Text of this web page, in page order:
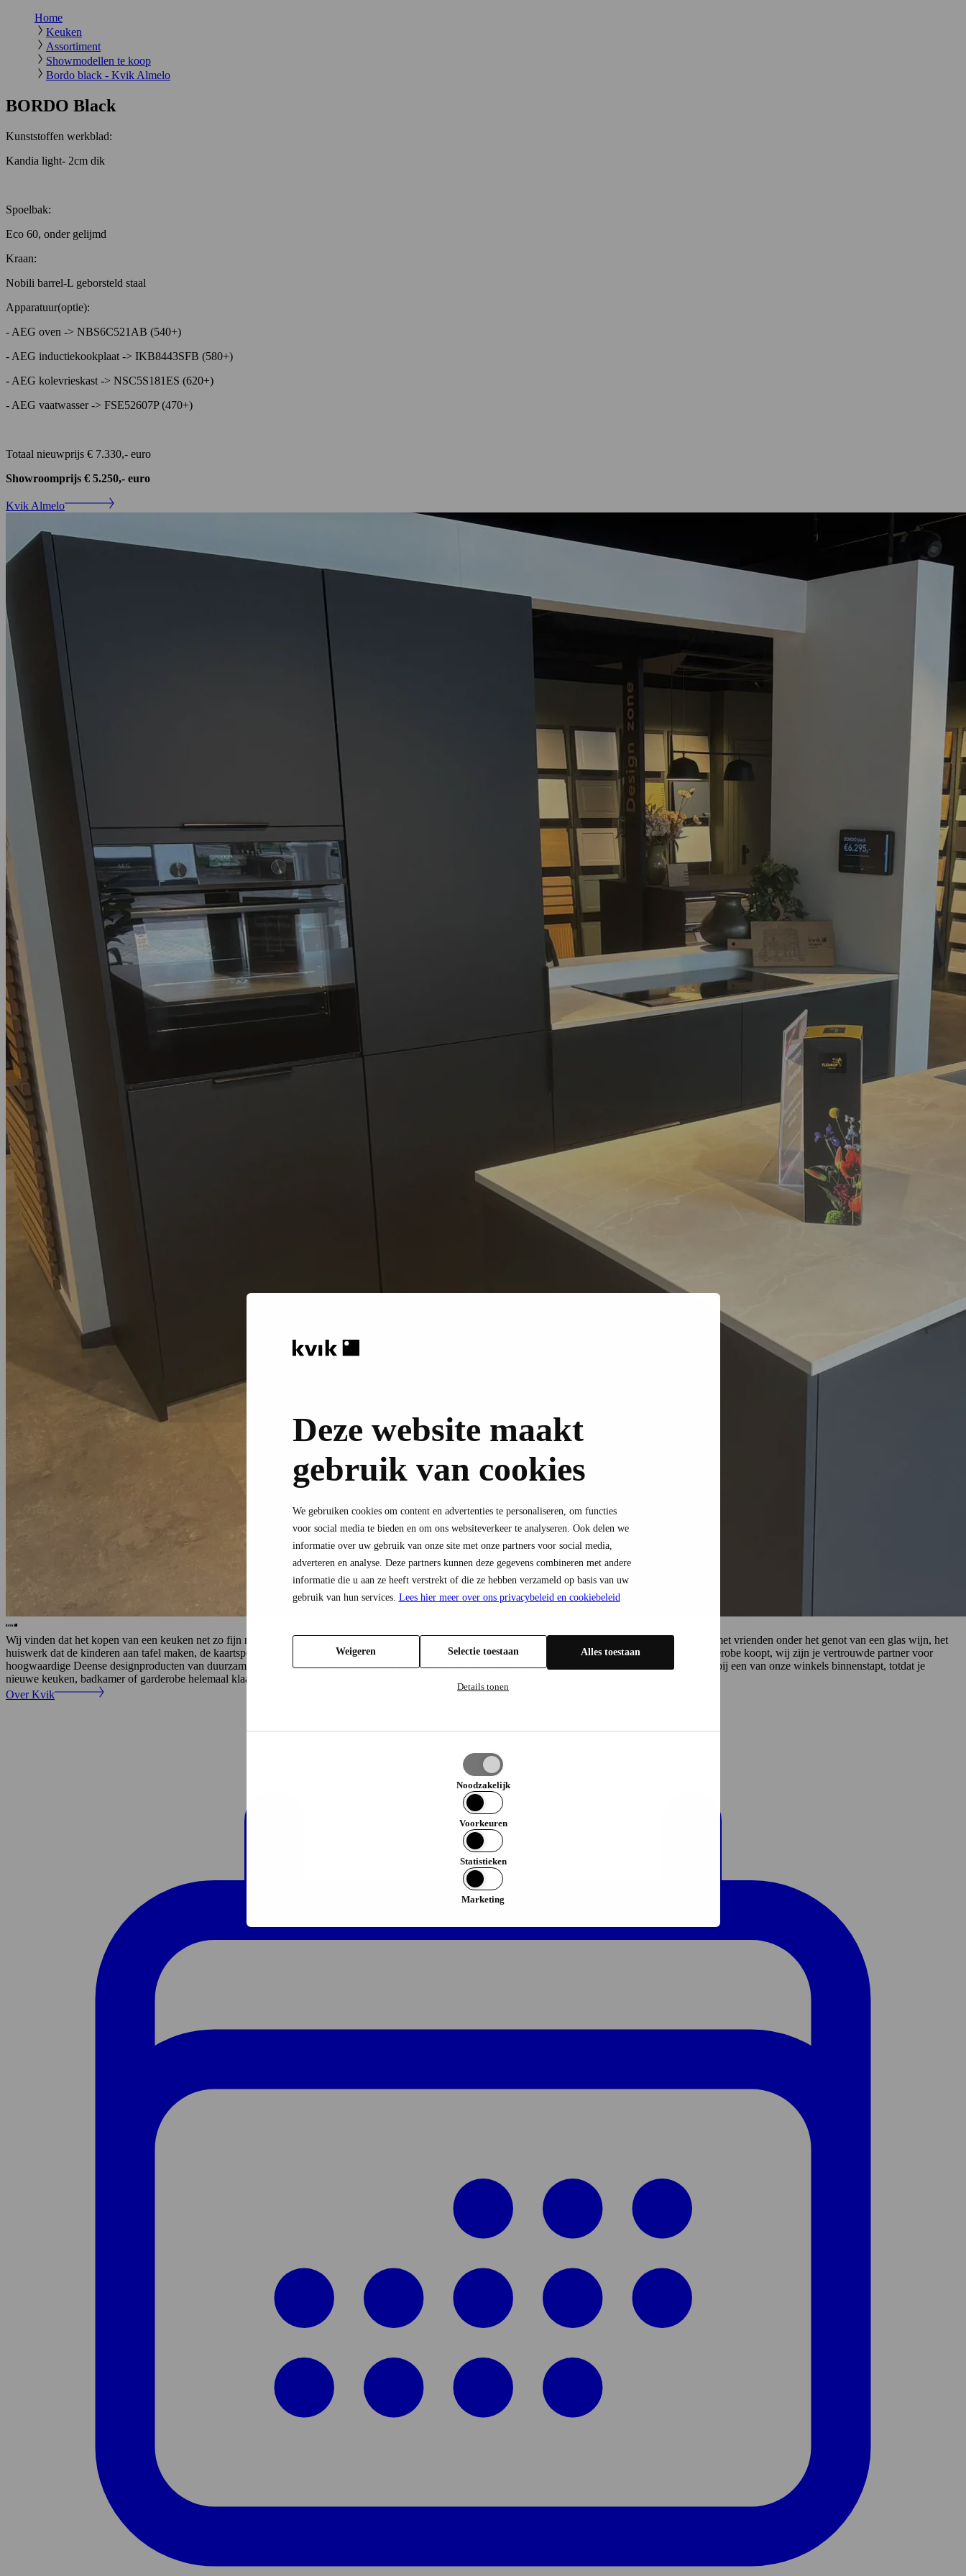
Deze website maakt
gebruik van cookies
We gebruiken cookies om content en advertenties te personaliseren, om functies
voor social media te bieden en om ons websiteverkeer te analyseren. Ook delen we
informatie over uw gebruik van onze site met onze partners voor social media,
adverteren en analyse. Deze partners kunnen deze gegevens combineren met andere
informatie die u aan ze heeft verstrekt of die ze hebben verzameld op basis van uw
gebruik van hun services. Lees hier meer over ons privacybeleid en cookiebeleid
Weigeren Selectie toestaan Alles toestaan
Details tonen
Noodzakelijk
Voorkeuren
Statistieken
Marketing
Home
Keuken
Assortiment
Showmodellen te koop
Bordo black - Kvik Almelo
BORDO Black
Kunststoffen werkblad:
Kandia light- 2cm dik
Spoelbak:
Eco 60, onder gelijmd
Kraan:
Nobili barrel-L geborsteld staal
Apparatuur(optie):
- AEG oven -> NBS6C521AB (540+)
- AEG inductiekookplaat -> IKB8443SFB (580+)
- AEG kolevrieskast -> NSC5S181ES (620+)
- AEG vaatwasser -> FSE52607P (470+)
Totaal nieuwprijs € 7.330,- euro
Showroomprijs € 5.250,- euro
Kvik Almelo
Wij vinden dat het kopen van een keuken net zo fijn moet zijn als het leven dat je in die keuken leidt. Alle maaltijden die je kookt, de nachtelijke gesprekken met vrienden onder het genot van een glas wijn, het
huiswerk dat de kinderen aan tafel maken, de kaartspelletjes die je speelt: de keuken is het centrum van je leven. Maar of je nu een keuken, badkamer of garderobe koopt, wij zijn je vertrouwde partner voor
hoogwaardige Deense designproducten van duurzame materialen. Wij streven er altijd naar om uitstekende klantenservice te bieden, vanaf het moment dat je bij een van onze winkels binnenstapt, totdat je
nieuwe keuken, badkamer of garderobe helemaal klaar is.
Over Kvik